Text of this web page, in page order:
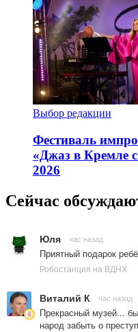
Выбор редакции
Фестиваль
«Джаз в Кремле
2026
Сейчас
Юля час назад
Приятный подарок
Робостанция на ВДНХ
Виталий К час назад
Прекрасный музей...
народ забыть о